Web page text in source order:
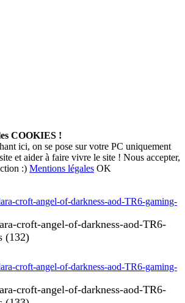
COOKIES !
ici, on se pose sur votre PC uniquement
et aider à faire vivre le site ! Nous accepter,
:) Mentions légales OK
croft-angel-of-darkness-aod-TR6-
(132)
croft-angel-of-darkness-aod-TR6-